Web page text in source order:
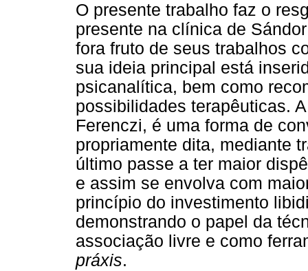
O presente trabalho faz o
presente na clínica de
fora fruto de seus trabalhos
sua ideia principal está
psicanalítica, bem como
possibilidades terapêuticas.
Ferenczi, é uma forma de
propriamente dita, mediante
último passe a ter maior
e assim se envolva com
princípio do investimento
demonstrando o papel da
associação livre e como
práxis.